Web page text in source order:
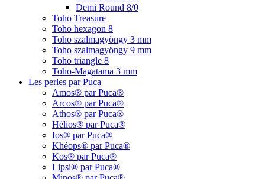
Demi Round 8/0
Toho Treasure
Toho hexagon 8
Toho szalmagyöngy 3 mm
Toho szalmagyöngy 9 mm
Toho triangle 8
Toho-Magatama 3 mm
Les perles par Puca
Amos® par Puca®
Arcos® par Puca®
Athos® par Puca®
Hélios® par Puca®
Ios® par Puca®
Khéops® par Puca®
Kos® par Puca®
Lipsi® par Puca®